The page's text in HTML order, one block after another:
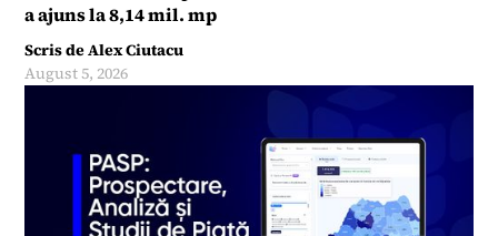
a ajuns la 8,14 mil. mp
Scris deAlex Ciutacu
August 5, 2026